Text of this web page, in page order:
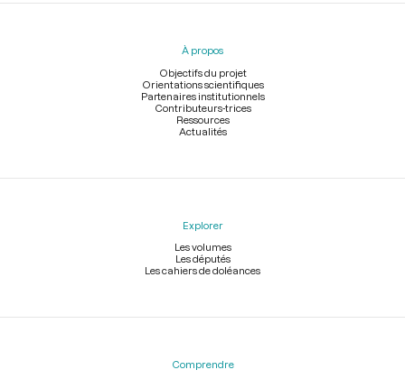
À propos
Objectifs du projet
Orientations scientifiques
Partenaires institutionnels
Contributeurs-trices
Ressources
Actualités
Explorer
Les volumes
Les députés
Les cahiers de doléances
Comprendre